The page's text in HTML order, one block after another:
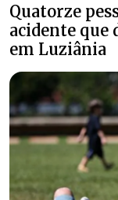
Quatorze
acidente que
em Luziânia